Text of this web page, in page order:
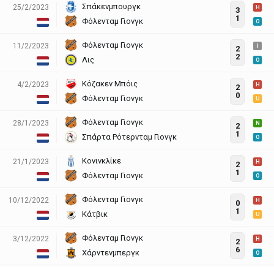
25/2/2023
Σπάκενμπουργκ
Φόλενταμ Γιονγκ
3
1
H
O
11/2/2023
Φόλενταμ Γιονγκ
Λις
2
2
O
4/2/2023
Κόζακεν Μπόις
Φόλενταμ Γιονγκ
2
0
H
U
28/1/2023
Φόλενταμ Γιονγκ
Σπάρτα Ρότερνταμ Γιονγκ
2
1
N
O
21/1/2023
Κονινκλίκε
Φόλενταμ Γιονγκ
2
1
H
O
10/12/2022
Φόλενταμ Γιονγκ
Κάτβικ
0
1
H
U
3/12/2022
Φόλενταμ Γιονγκ
Χάρντενμπεργκ
2
6
H
O